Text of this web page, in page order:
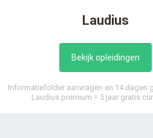
Laudius
Bekijk opleidingen
Informatiefolder aanvragen en 14 dagen
Laudius premium = 5 jaar gratis